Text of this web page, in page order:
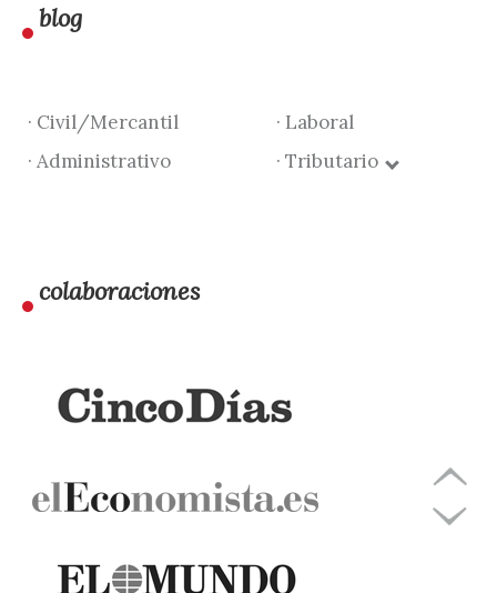
blog
· Civil/Mercantil
· Laboral
· Administrativo
· Tributario
colaboraciones